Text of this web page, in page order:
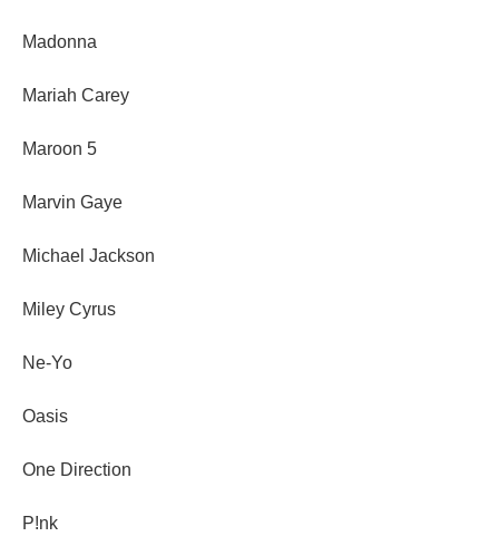
Madonna
Mariah Carey
Maroon 5
Marvin Gaye
Michael Jackson
Miley Cyrus
Ne-Yo
Oasis
One Direction
P!nk